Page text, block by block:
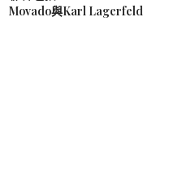
Movado與Karl Lagerfeld